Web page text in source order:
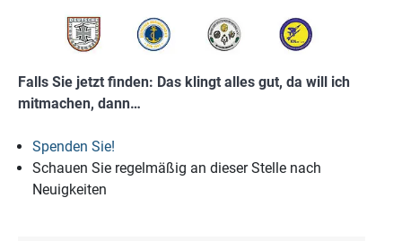
Falls Sie jetzt finden: Das klingt alles gut, da will ich
mitmachen, dann…
Spenden Sie!
Schauen Sie regelmäßig an dieser Stelle nach
Neuigkeiten